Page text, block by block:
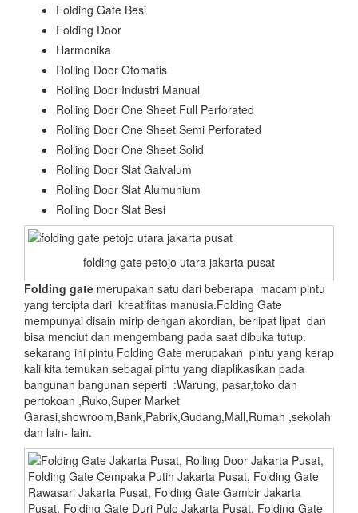
Folding Gate Besi
Folding Door
Harmonika
Rolling Door Otomatis
Rolling Door Industri Manual
Rolling Door One Sheet Full Perforated
Rolling Door One Sheet Semi Perforated
Rolling Door One Sheet Solid
Rolling Door Slat Galvalum
Rolling Door Slat Alumunium
Rolling Door Slat Besi
folding gate petojo utara jakarta pusat
Folding gate merupakan satu dari beberapa macam pintu
yang tercipta dari kreatifitas manusia.Folding Gate
mempunyai disain mirip dengan akordian, berlipat lipat dan
bisa menciut dan mengembang pada saat dibuka tutup.
sekarang ini pintu Folding Gate merupakan pintu yang kerap
kali kita temukan sebagai pintu yang diaplikasikan pada
bangunan bangunan seperti :Warung, pasar,toko dan
pertokoan ,Ruko,Super Market
Garasi,showroom,Bank,Pabrik,Gudang,Mall,Rumah ,sekolah
dan lain- lain.